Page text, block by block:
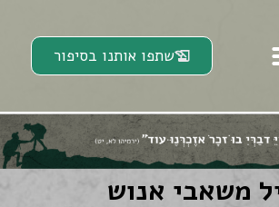
שתפו אותנו בסיפור
משאבי אנוש